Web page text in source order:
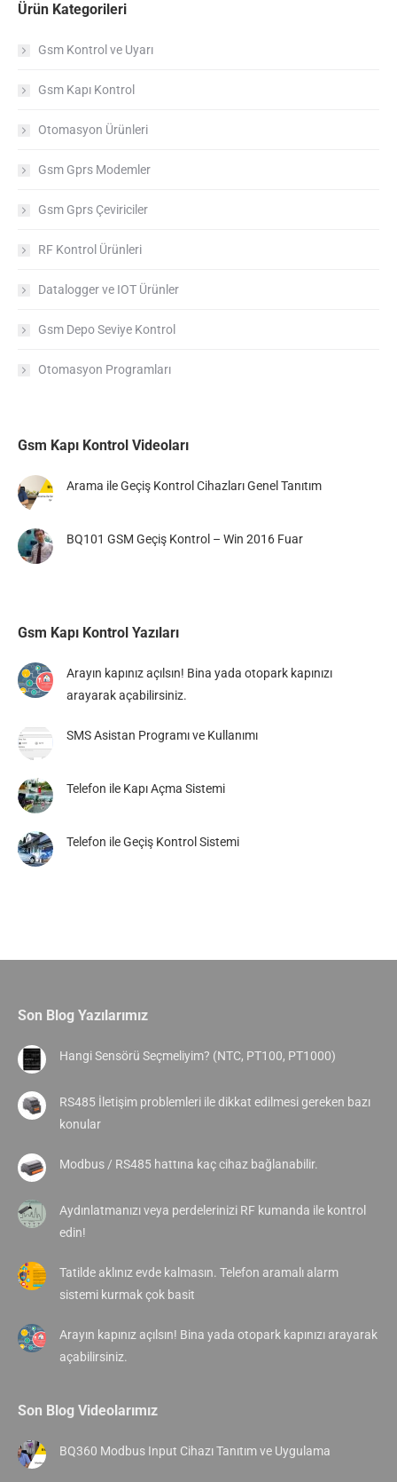
Ürün Kategorileri
Gsm Kontrol ve Uyarı
Gsm Kapı Kontrol
Otomasyon Ürünleri
Gsm Gprs Modemler
Gsm Gprs Çeviriciler
RF Kontrol Ürünleri
Datalogger ve IOT Ürünler
Gsm Depo Seviye Kontrol
Otomasyon Programları
Gsm Kapı Kontrol Videoları
Arama ile Geçiş Kontrol Cihazları Genel Tanıtım
BQ101 GSM Geçiş Kontrol – Win 2016 Fuar
Gsm Kapı Kontrol Yazıları
Arayın kapınız açılsın! Bina yada otopark kapınızı
arayarak açabilirsiniz.
SMS Asistan Programı ve Kullanımı
Telefon ile Kapı Açma Sistemi
Telefon ile Geçiş Kontrol Sistemi
Son Blog Yazılarımız
Hangi Sensörü Seçmeliyim? (NTC, PT100, PT1000)
RS485 İletişim problemleri ile dikkat edilmesi gereken bazı
konular
Modbus / RS485 hattına kaç cihaz bağlanabilir.
Aydınlatmanızı veya perdelerinizi RF kumanda ile kontrol
edin!
Tatilde aklınız evde kalmasın. Telefon aramalı alarm
sistemi kurmak çok basit
Arayın kapınız açılsın! Bina yada otopark kapınızı arayarak
açabilirsiniz.
Son Blog Videolarımız
BQ360 Modbus Input Cihazı Tanıtım ve Uygulama